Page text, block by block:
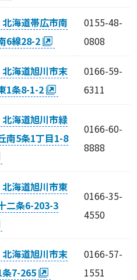
北海道帯広市南
6線28-2
0155-48-
0808
北海道旭川市末
1条8-1-2
0166-59-
6311
北海道旭川市緑
南5条1丁目1-8
0166-60-
8888
北海道旭川市東
二条6-203-3
0166-35-
4550
北海道旭川市末
条7-265
0166-57-
1551